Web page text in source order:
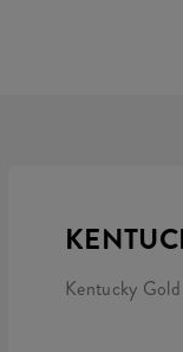
Kentucky